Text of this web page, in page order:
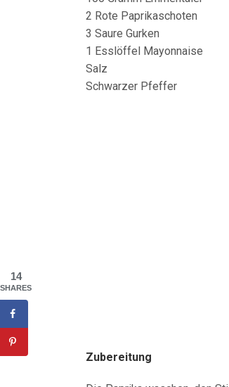
2 Rote Paprikaschoten
3 Saure Gurken
1 Esslöffel Mayonnaise
Salz
Schwarzer Pfeffer
Zubereitung
14
SHARES